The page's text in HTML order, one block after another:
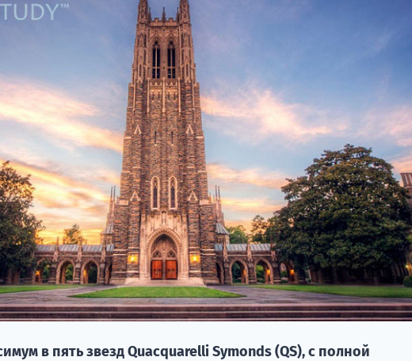
в пять звезд Quacquarelli Symonds (QS), с полной